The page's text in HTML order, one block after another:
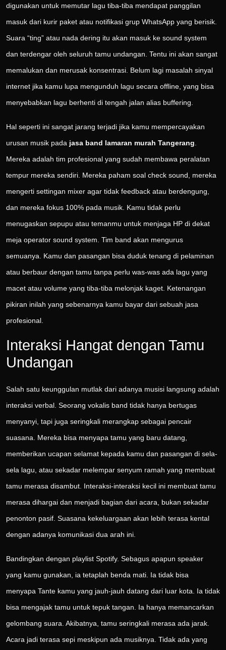
digunakan untuk memutar lagu tiba-tiba mendapat panggilan
masuk dari kurir paket atau notifikasi grup WhatsApp yang berisik.
Suara “ting” atau nada dering itu akan masuk ke sound system
dan terdengar oleh seluruh tamu undangan. Tentu ini akan sangat
memalukan dan merusak konsentrasi. Belum lagi masalah sinyal
internet jika kamu lupa mengunduh lagu secara offline, yang bisa
menyebabkan lagu berhenti di tengah jalan alias buffering.
Hal seperti ini sangat jarang terjadi jika kamu mempercayakan
urusan musik pada jasa band lamaran murah Tangerang
Mereka adalah tim profesional yang sudah membawa peralatan
tempur mereka sendiri. Mereka paham soal check sound, mereka
mengerti settingan mixer agar tidak feedback atau berdengung,
dan mereka fokus 100% pada musik. Kamu tidak perlu
menugaskan sepupu atau temanmu untuk menjaga HP di dekat
meja operator sound system. Tim band akan mengurus
semuanya. Kamu dan pasangan bisa duduk tenang di pelaminan
atau berbaur dengan tamu tanpa perlu was-was ada lagu yang
macet atau volume yang tiba-tiba melonjak kaget. Ketenangan
pikiran inilah yang sebenarnya kamu bayar dari sebuah jasa
profesional.
Interaksi Hangat dengan Tamu
Undangan
Salah satu keunggulan mutlak dari adanya musisi langsung adalah
interaksi verbal. Seorang vokalis band tidak hanya bertugas
menyanyi, tapi juga seringkali merangkap sebagai pencair
suasana. Mereka bisa menyapa tamu yang baru datang,
memberikan ucapan selamat kepada kamu dan pasangan di sela-
sela lagu, atau sekadar melempar senyum ramah yang membuat
tamu merasa disambut. Interaksi-interaksi kecil ini membuat tamu
merasa dihargai dan menjadi bagian dari acara, bukan sekadar
penonton pasif. Suasana kekeluargaan akan lebih terasa kental
dengan adanya komunikasi dua arah ini.
Bandingkan dengan playlist Spotify. Sebagus apapun speaker
yang kamu gunakan, ia tetaplah benda mati. Ia tidak bisa
menyapa Tante kamu yang jauh-jauh datang dari luar kota. Ia tidak
bisa mengajak tamu untuk tepuk tangan. Ia hanya memancarkan
gelombang suara. Akibatnya, tamu seringkali merasa ada jarak.
Acara jadi terasa sepi meskipun ada musiknya. Tidak ada yang